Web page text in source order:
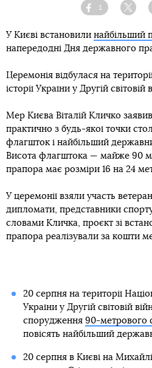
Facebook
1
У Києві встановили найбільший
напередодні Дня державного
Церемонія відбулася на
історії України у Другій світовій
Мер Києва Віталій Кличко
практично з будь-якої точки
флагшток і найбільший
Висота флагштока — майже 90
прапора має розміри 16 на 24
У церемонії взяли участь
дипломати, представники
словами Кличка, проєкт зі
прапора реалізували за кошти
20 серпня на території
України у Другій світовій
спорудження 90-метрового
повісять найбільший
20 серпня в Києві на